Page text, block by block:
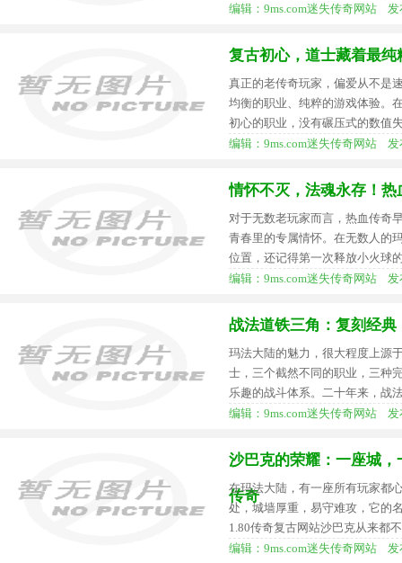
编辑：9ms.com迷失传奇网站 发
复古初心，道士藏着最纯
真正的老传奇玩家，偏爱从不是
均衡的职业、纯粹的游戏体验。
初心的职业，没有碾压式的数值
编辑：9ms.com迷失传奇网站 发
情怀不灭，法魂永存！
对于无数老玩家而言，热血传奇
青春里的专属情怀。在无数人的
位置，还记得第一次释放小火球
编辑：9ms.com迷失传奇网站 发
战法道铁三角：复刻经
玛法大陆的魅力，很大程度上源
士，三个截然不同的职业，三种
乐趣的战斗体系。二十年来，战
编辑：9ms.com迷失传奇网站 发
沙巴克的荣耀：一座城
传奇
在玛法大陆，有一座所有玩家都
处，城墙厚重，易守难攻，它的
1.80传奇复古网站沙巴克从来都
编辑：9ms.com迷失传奇网站 发